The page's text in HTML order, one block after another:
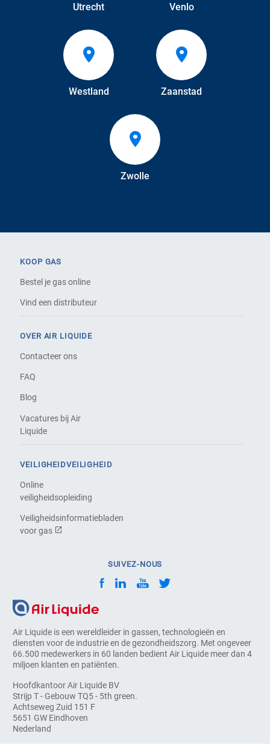
Utrecht Venlo
Westland Zaanstad
Zwolle
Air Liquide is een wereldleider in gassen, technologieën en
diensten voor de industrie en de gezondheidszorg. Met ongeveer
66.500 medewerkers in 60 landen bedient Air Liquide meer dan 4
miljoen klanten en patiënten.
Hoofdkantoor Air Liquide BV
Strijp T - Gebouw TQ5 - 5th green.
Achtseweg Zuid 151 F
5651 GW Eindhoven
Nederland
KOOP GAS
Bestel je gas online
Vind een distributeur
OVER AIR LIQUIDE
Contacteer ons
FAQ
Blog
Vacatures bij Air
Liquide
VEILIGHEIDVEILIGHEID
Online
veiligheidsopleiding
Veiligheidsinformatiebladen
voor gas
SUIVEZ-NOUS